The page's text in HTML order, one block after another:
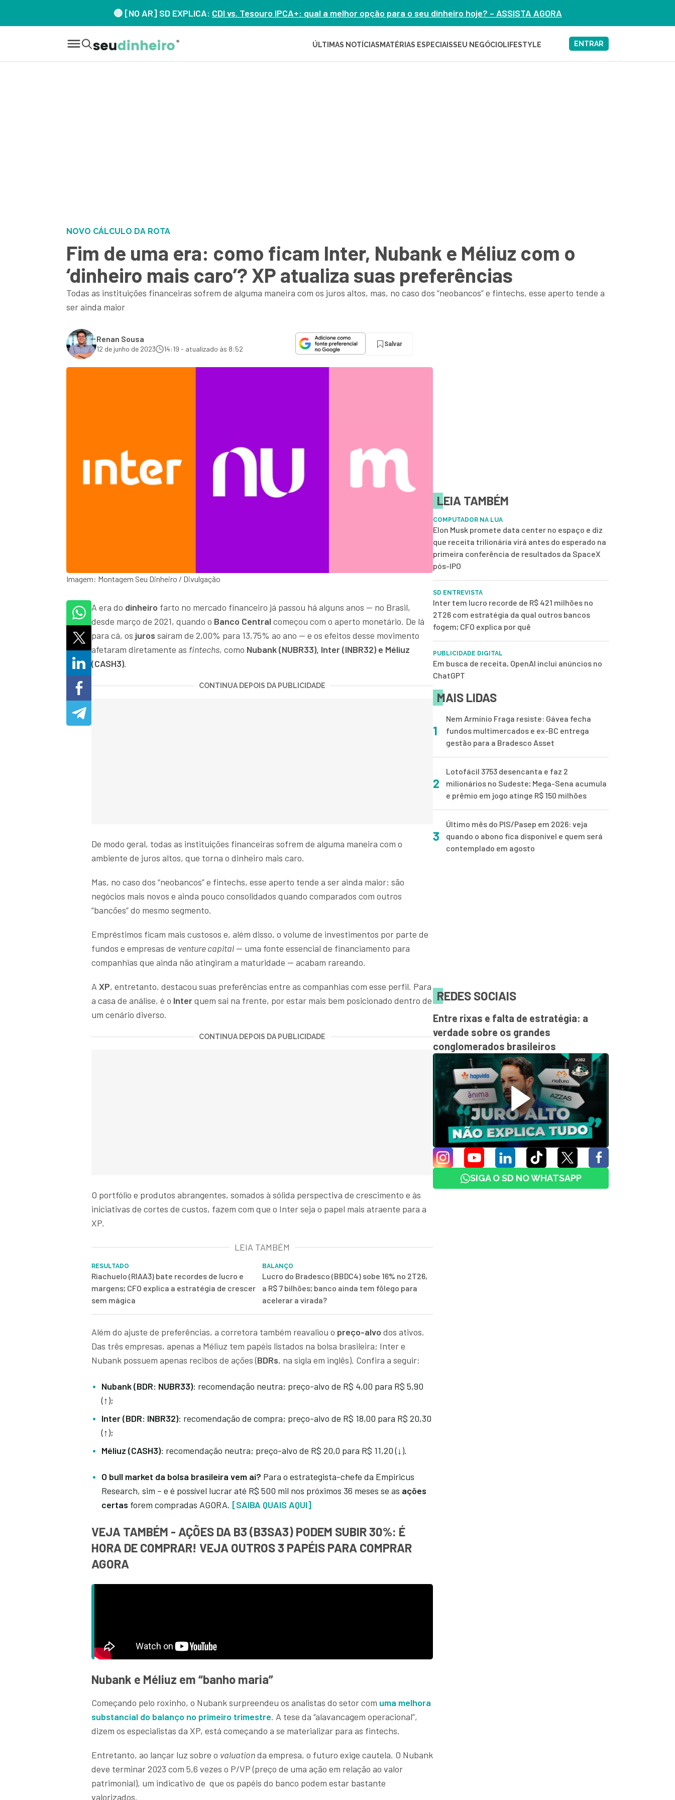
🔴 [NO AR] SD EXPLICA: CDI vs. Tesouro IPCA+: qual a melhor opção para o seu dinheiro hoje? – ASSISTA AGORA
ÚLTIMAS NOTÍCIAS MATÉRIAS ESPECIAISSEU NEGÓCIOLIFESTYLE ENTRAR
NOVO CÁLCULO DA ROTA
Fim de uma era: como ficam Inter, Nubank e Méliuz com o
‘dinheiro mais caro’? XP atualiza suas preferências
Todas as instituições financeiras sofrem de alguma maneira com os juros altos, mas, no caso dos “neobancos” e fintechs, esse aperto tende a
ser ainda maior
Renan Sousa
12 de junho de 2023 14:19 - atualizado às 8:52
Salvar
Imagem: Montagem Seu Dinheiro / Divulgação
A era do dinheiro farto no mercado financeiro já passou há alguns anos — no Brasil,
desde março de 2021, quando o Banco Central começou com o aperto monetário. De lá
para cá, os juros saíram de 2,00% para 13,75% ao ano — e os efeitos desse movimento
afetaram diretamente as fintechs, como Nubank (NUBR33), Inter (INBR32) e Méliuz
(CASH3).
CONTINUA DEPOIS DA PUBLICIDADE
De modo geral, todas as instituições financeiras sofrem de alguma maneira com o
ambiente de juros altos, que torna o dinheiro mais caro.
Mas, no caso dos “neobancos” e fintechs, esse aperto tende a ser ainda maior: são
negócios mais novos e ainda pouco consolidados quando comparados com outros
“bancões” do mesmo segmento.
Empréstimos ficam mais custosos e, além disso, o volume de investimentos por parte de
fundos e empresas de venture capital — uma fonte essencial de financiamento para
companhias que ainda não atingiram a maturidade — acabam rareando.
AXP, entretanto, destacou suas preferências entre as companhias com esse perfil. Para
a casa de análise, é o Interquem sai na frente, por estar mais bem posicionado dentro de
um cenário diverso.
CONTINUA DEPOIS DA PUBLICIDADE
O portfólio e produtos abrangentes, somados à sólida perspectiva de crescimento e às
iniciativas de cortes de custos, fazem com que o Inter seja o papel mais atraente para a
XP.
LEIA TAMBÉM
RESULTADO
Riachuelo (RIAA3) bate recordes de lucro e
margens; CFO explica a estratégia de crescer
sem mágica
BALANÇO
Lucro do Bradesco (BBDC4) sobe 16% no 2T26,
a R$ 7 bilhões; banco ainda tem fôlego para
acelerar a virada?
Além do ajuste de preferências, a corretora também reavaliou o preço-alvo dos ativos.
Das três empresas, apenas a Méliuz tem papéis listados na bolsa brasileira; Inter e
Nubank possuem apenas recibos de ações (BDRs, na sigla em inglês). Confira a seguir:
Nubank (BDR: NUBR33): recomendação neutra; preço-alvo de R$ 4,00 para R$ 5,90
(↑);
Inter (BDR: INBR32): recomendação de compra; preço-alvo de R$ 18,00 para R$ 20,30
(↑);
Méliuz (CASH3): recomendação neutra; preço-alvo de R$ 20,0 para R$ 11,20 (↓).
O bull market da bolsa brasileira vem aí? Para o estrategista-chefe da Empiricus
Research, sim – e é possível lucrar até R$ 500 mil nos próximos 36 meses se as ações
certas forem compradas AGORA. [SAIBA QUAIS AQUI]
VEJA TAMBÉM - AÇÕES DA B3 (B3SA3) PODEM SUBIR 30%: É
HORA DE COMPRAR! VEJA OUTROS 3 PAPÉIS PARA COMPRAR
AGORA
Nubank e Méliuz em “banho maria”
Começando pelo roxinho, o Nubank surpreendeu os analistas do setor com uma melhora
substancial do balanço no primeiro trimestre. A tese da “alavancagem operacional”,
dizem os especialistas da XP, está começando a se materializar para as fintechs.
Entretanto, ao lançar luz sobre o valuationda empresa, o futuro exige cautela. O Nubank
deve terminar 2023 com 5,6 vezes o P/VP (preço de uma ação em relação ao valor
patrimonial), um indicativo de que os papéis do banco podem estar bastante
valorizados.
LEIA TAMBÉM
COMPUTADOR NA LUA
Elon Musk promete data center no espaço e diz
que receita trilionária virá antes do esperado na
primeira conferência de resultados da SpaceX
pós-IPO
SD ENTREVISTA
Inter tem lucro recorde de R$ 421 milhões no
2T26 com estratégia da qual outros bancos
fogem; CFO explica por quê
PUBLICIDADE DIGITAL
Em busca de receita, OpenAI inclui anúncios no
ChatGPT
MAIS LIDAS
1
Nem Armínio Fraga resiste: Gávea fecha
fundos multimercados e ex-BC entrega
gestão para a Bradesco Asset
2
Lotofácil 3753 desencanta e faz 2
milionários no Sudeste; Mega-Sena acumula
e prêmio em jogo atinge R$ 150 milhões
3
Último mês do PIS/Pasep em 2026: veja
quando o abono fica disponível e quem será
contemplado em agosto
REDES SOCIAIS
Entre rixas e falta de estratégia: a
verdade sobre os grandes
conglomerados brasileiros
SIGA O SD NO WHATSAPP